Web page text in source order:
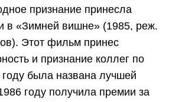
признание принесла
в «Зимней вишне» (1985, реж.
Этот фильм принес
и признание коллег по
году была названа лучшей
году получила премии за